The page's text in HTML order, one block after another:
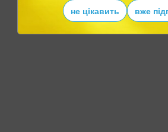
не цікавить вже